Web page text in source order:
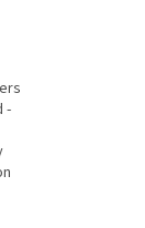
-